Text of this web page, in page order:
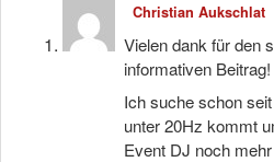
Christian Aukschlat
Vielen dank für den
informativen Beitrag!
Ich suche schon
unter 20Hz kommt
Event DJ noch